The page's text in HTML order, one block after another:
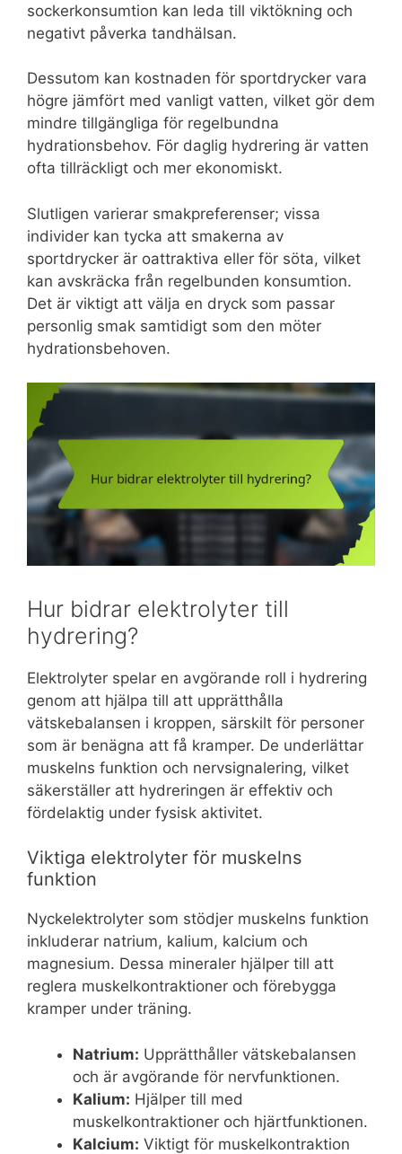
sockerkonsumtion kan leda till viktökning och
negativt påverka tandhälsan.
Dessutom kan kostnaden för sportdrycker vara
högre jämfört med vanligt vatten, vilket gör dem
mindre tillgängliga för regelbundna
hydrationsbehov. För daglig hydrering är vatten
ofta tillräckligt och mer ekonomiskt.
Slutligen varierar smakpreferenser; vissa
individer kan tycka att smakerna av
sportdrycker är oattraktiva eller för söta, vilket
kan avskräcka från regelbunden konsumtion.
Det är viktigt att välja en dryck som passar
personlig smak samtidigt som den möter
hydrationsbehoven.
Hur bidrar elektrolyter till
hydrering?
Elektrolyter spelar en avgörande roll i hydrering
genom att hjälpa till att upprätthålla
vätskebalansen i kroppen, särskilt för personer
som är benägna att få kramper. De underlättar
muskelns funktion och nervsignalering, vilket
säkerställer att hydreringen är effektiv och
fördelaktig under fysisk aktivitet.
Viktiga elektrolyter för muskelns
funktion
Nyckelektrolyter som stödjer muskelns funktion
inkluderar natrium, kalium, kalcium och
magnesium. Dessa mineraler hjälper till att
reglera muskelkontraktioner och förebygga
kramper under träning.
Natrium: Upprätthåller vätskebalansen
och är avgörande för nervfunktionen.
Kalium: Hjälper till med
muskelkontraktioner och hjärtfunktionen.
Kalcium: Viktigt för muskelkontraktion